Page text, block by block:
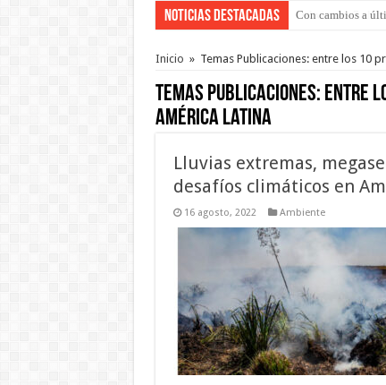
Noticias Destacadas Del viernes 7 al
Inicio » Temas Publicaciones: entre los 10
Temas Publicaciones: entre
América Latina
Lluvias extremas,
desafíos climáticos en
16 agosto, 2022 Ambiente